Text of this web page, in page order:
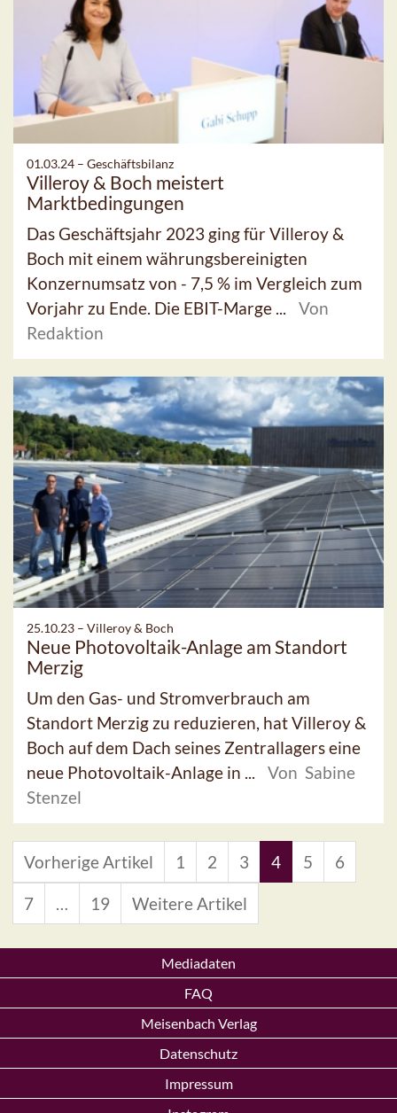
01.03.24 – Geschäftsbilanz
Villeroy & Boch meistert
Marktbedingungen
Das Geschäftsjahr 2023 ging für Villeroy &
Boch mit einem währungsbereinigten
Konzernumsatz von - 7,5 % im Vergleich zum
Vorjahr zu Ende. Die EBIT-Marge ...
Von
Redaktion
25.10.23 – Villeroy & Boch
Neue Photovoltaik-Anlage am Standort
Merzig
Um den Gas- und Stromverbrauch am
Standort Merzig zu reduzieren, hat Villeroy &
Boch auf dem Dach seines Zentrallagers eine
neue Photovoltaik-Anlage in ...
Von Sabine
Stenzel
Vorherige Artikel 1 2 3 4 5 6
7 … 19 Weitere Artikel
Mediadaten
FAQ
Meisenbach Verlag
Datenschutz
Impressum